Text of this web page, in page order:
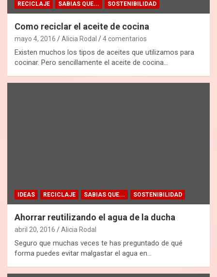
RECICLAJE SABIAS QUE... SOSTENIBILIDAD
Como reciclar el aceite de cocina
mayo 4, 2016 Alicia Rodal 4 comentarios
Existen muchos los tipos de aceites que utilizamos para
cocinar. Pero sencillamente el aceite de cocina…
IDEAS RECICLAJE SABIAS QUE... SOSTENIBILIDAD
Ahorrar reutilizando el agua de la ducha
abril 20, 2016 Alicia Rodal
Seguro que muchas veces te has preguntado de qué
forma puedes evitar malgastar el agua en…